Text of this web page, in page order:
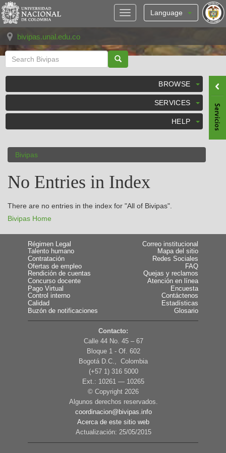
Skip
navigation
Language
bivipas.unal.edu.co
BROWSE
SERVICES
HELP
Bivipas
No Entries in Index
There are no entries in the index for "All of Bivipas".
Bivipas Home
Régimen Legal
Talento humano
Contratación
Ofertas de empleo
Rendición de cuentas
Concurso docente
Pago Virtual
Control interno
Calidad
Buzón de notificaciones
Correo institucional
Mapa del sitio
Redes Sociales
FAQ
Quejas y reclamos
Atención en línea
Encuesta
Contáctenos
Estadísticas
Glosario
Contacto:
Calle 44 No. 45 – 67
Bloque 1 - Of. 602
Bogotá D.C., Colombia
(+57 1) 316 5000
Ext.: 10261 — 10265
© Copyright 2026
Algunos derechos reservados.
coordinacion@bivipas.info
Acerca de este sitio web
Actualización: 25/05/2015